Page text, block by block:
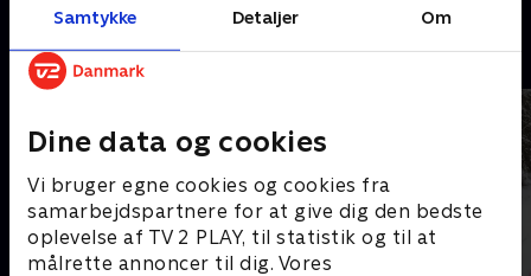
Samtykke Detaljer Om
Dine data og cookies
Vi bruger egne cookies og cookies fra
samarbejdspartnere for at give dig den bedste
oplevelse af TV 2 PLAY, til statistik og til at
målrette annoncer til dig. Vores
Andre så også